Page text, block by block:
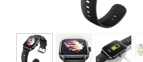
Запомнить
Компьютерная техника
Компьютерные аксессуары